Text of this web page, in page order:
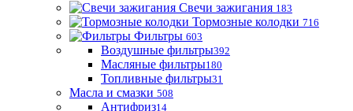
Свечи зажигания 183
Тормозные колодки 716
Фильтры 603
Воздушные фильтры392
Масляные фильтры180
Топливные фильтры31
Масла и смазки 508
Антифриз14